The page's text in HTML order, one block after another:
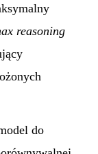
reasoning
do